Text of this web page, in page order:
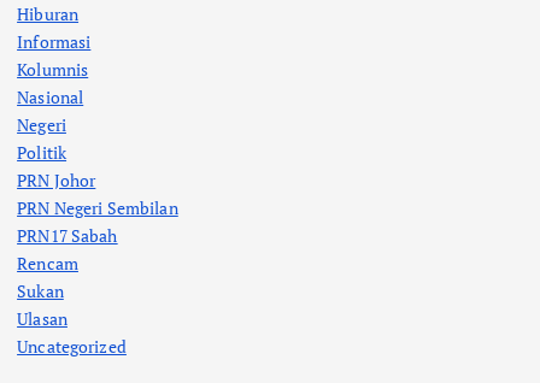
Hiburan
Informasi
Kolumnis
Nasional
Negeri
Politik
PRN Johor
PRN Negeri Sembilan
PRN17 Sabah
Rencam
Sukan
Ulasan
Uncategorized